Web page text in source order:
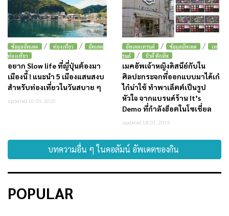
ข้อมูลอัพเดต / ท่องเที่ยว /
อัพเดต
ท่องเที่ยว
อยาก Slow life ที่ญี่ปุ่นต้องมา
เมืองนี้ ! แนะนำ 5 เมืองแสนสงบ
สำหรับท่องเที่ยวในวันสบาย ๆ
updated 10.01.2020
อัพเดตเทรนด์ / ข้อมูลอัพเดต /
เท
รนด์
/ บิวตี้ พิกอัพ
เมคอัพเจ้าหญิงดิสนีย์กับใน
ศิลปะกระจกที่ออกแบบมาได้เก๋
ไก๋น่าใช้ ทำพาเล็ตต์เป็นรูป
หัวใจ จากแบรนด์ร้าน It’s
Demo ที่กำลังฮ็อตในโซเชี่ยล
updated 18.01.2019
บทความอื่น ๆ ในคอลัมน์ อัพเดตของกิน
POPULAR